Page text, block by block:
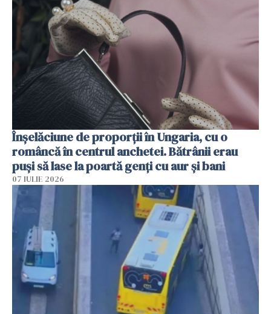
Înșelăciune de proporții în Ungaria, cu o
româncă în centrul anchetei. Bătrânii erau
puși să lase la poartă genți cu aur și bani
07 IULIE 2026